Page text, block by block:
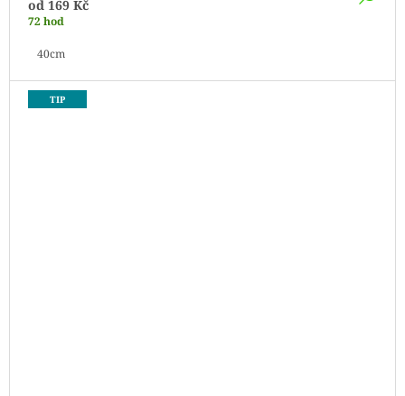
od 169 Kč
72 hod
40cm
TIP